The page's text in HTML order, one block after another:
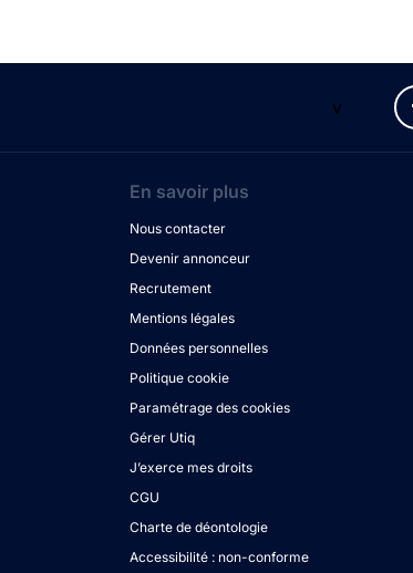
v
En savoir plus
Nous contacter
Devenir annonceur
Recrutement
Mentions légales
Données personnelles
Politique cookie
Paramétrage des cookies
Gérer Utiq
J’exerce mes droits
CGU
Charte de déontologie
Accessibilité : non-conforme